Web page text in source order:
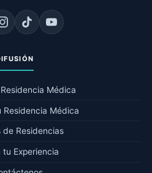
Médica
Residencia Médica
de Residencias
tu Experiencia